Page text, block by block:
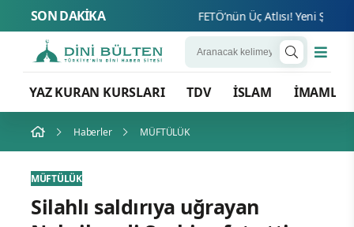
SON DAKİKA FETÖ’nün Üç Atlısı! Yeni
YAZ KURAN KURSLARI TDV İSLAM İMAMLAR
Haberler MÜFTÜLÜK
MÜFTÜLÜK
Silahlı saldırıya uğrayan